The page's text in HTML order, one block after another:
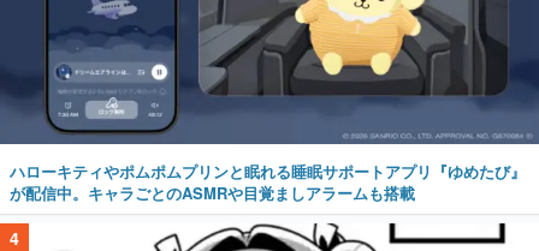
ハローキティやポムポムプリンと眠れる睡眠サポートアプリ『ゆめたび』
が配信中。キャラごとのASMRや目覚ましアラームも搭載
4